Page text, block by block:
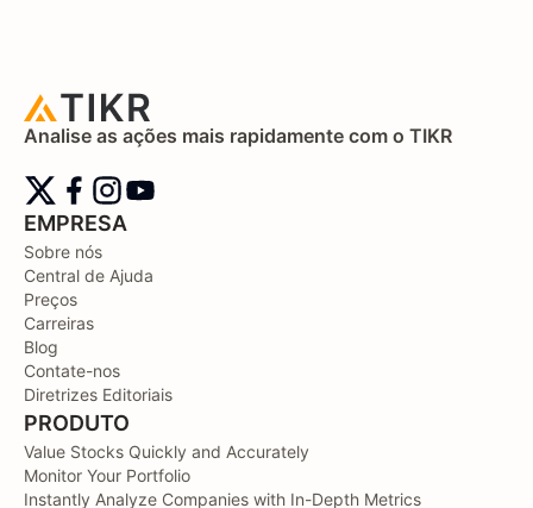
Analise as ações mais rapidamente com o TIKR
EMPRESA
Sobre nós
Central de Ajuda
Preços
Carreiras
Blog
Contate-nos
Diretrizes Editoriais
PRODUTO
Value Stocks Quickly and Accurately
Monitor Your Portfolio
Instantly Analyze Companies with In-Depth Metrics